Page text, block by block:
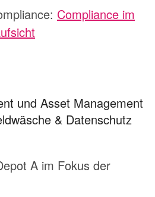
Compliance im
und Asset Management
& Datenschutz
A im Fokus der